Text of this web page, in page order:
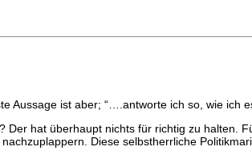
Aussage ist aber; “….antworte ich so, wie ich
hat überhaupt nichts für richtig zu halten.
Diese selbstherrliche